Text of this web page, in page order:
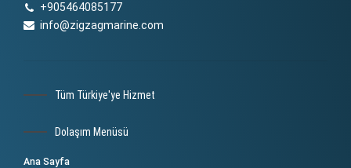
+905464085177
info@zigzagmarine.com
Tüm Türkiye'ye Hizmet
Dolaşım Menüsü
Ana Sayfa